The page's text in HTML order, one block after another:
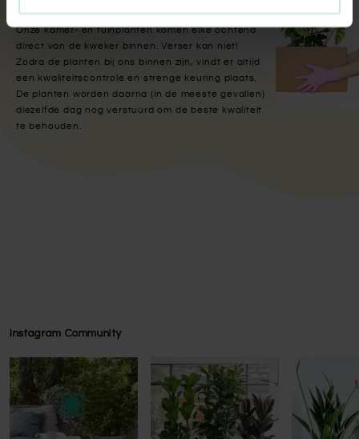
Onze kamer- en tuinplanten komen elke ochtend
direct van de kweker binnen. Verser kan niet!
Zodra de planten bij ons binnen zijn, vindt er altijd
een kwaliteitscontrole en strenge keuring plaats.
De planten worden daarna (in de meeste gevallen)
diezelfde dag nog verstuurd om de beste kwaliteit
te behouden.
Instagram Community
Press to skip carousel
Press to skip carousel